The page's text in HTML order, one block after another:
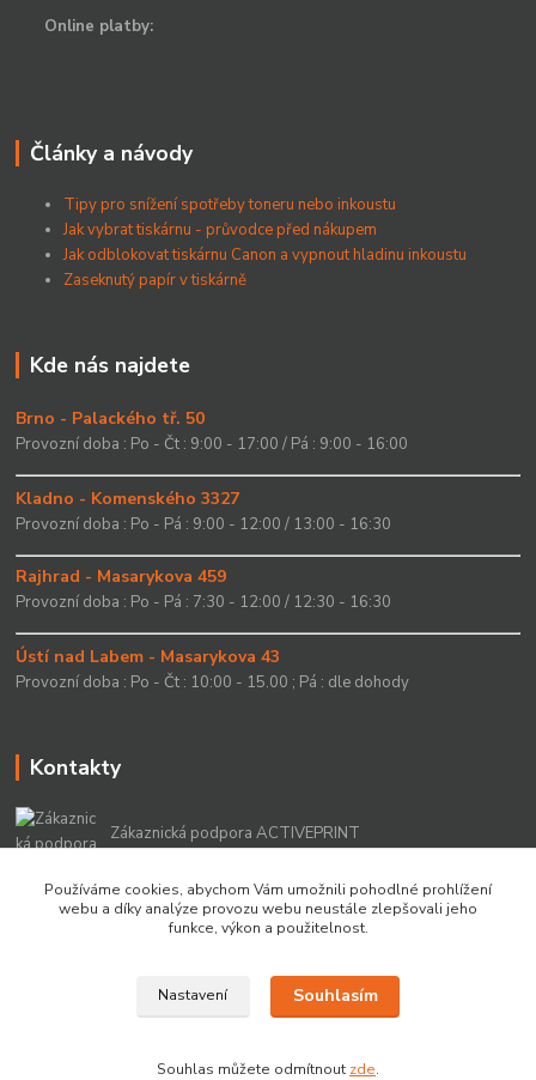
Online platby:
Články a návody
Tipy pro snížení spotřeby toneru nebo inkoustu
Jak vybrat tiskárnu - průvodce před nákupem
Jak odblokovat tiskárnu Canon a vypnout hladinu inkoustu
Zaseknutý papír v tiskárně
Kde nás najdete
Brno - Palackého tř. 50
Provozní doba : Po - Čt : 9:00 - 17:00 / Pá : 9:00 - 16:00
Kladno - Komenského 3327
Provozní doba : Po - Pá : 9:00 - 12:00 / 13:00 - 16:30
Rajhrad - Masarykova 459
Provozní doba : Po - Pá : 7:30 - 12:00 / 12:30 - 16:30
Ústí nad Labem - Masarykova 43
Provozní doba : Po - Čt : 10:00 - 15.00 ; Pá : dle dohody
Kontakty
Zákaznická podpora ACTIVEPRINT
+420 549 213 756
info@activeprint.cz
Copyright 2022 © ActivePrint s.r.o.
Používáme cookies, abychom Vám umožnili pohodlné prohlížení
webu a díky analýze provozu webu neustále zlepšovali jeho
funkce, výkon a použitelnost.
Nastavení Souhlasím
Souhlas můžete odmítnout zde.